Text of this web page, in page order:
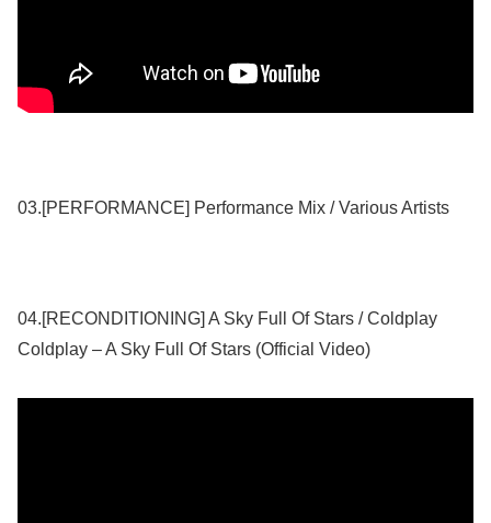
03.[PERFORMANCE] Performance Mix / Various Artists
04.[RECONDITIONING] A Sky Full Of Stars / Coldplay
Coldplay – A Sky Full Of Stars (Official Video)